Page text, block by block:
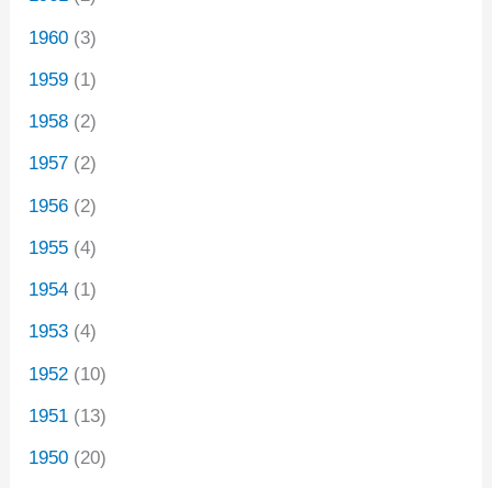
1960 (3)
1959 (1)
1958 (2)
1957 (2)
1956 (2)
1955 (4)
1954 (1)
1953 (4)
1952 (10)
1951 (13)
1950 (20)